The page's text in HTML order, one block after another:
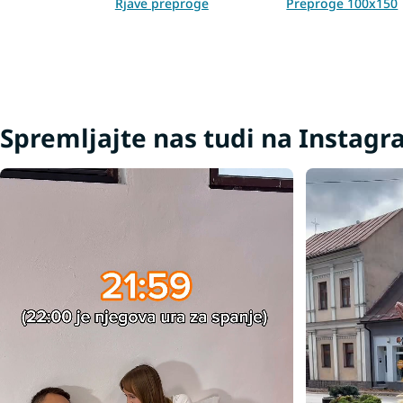
Spremljajte nas tudi na